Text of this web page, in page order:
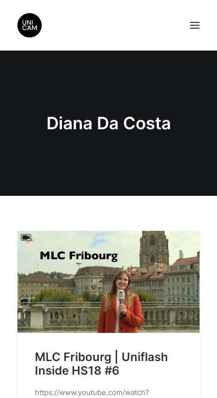
Diana Da Costa
MLC Fribourg | Uniflash
Inside HS18 #6
https://www.youtube.com/watch?